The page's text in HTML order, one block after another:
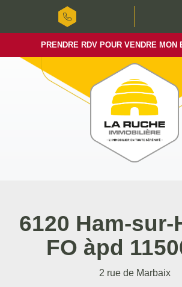
PRENDRE RDV POUR VENDRE MON
6120 Ham-sur-
FO àpd
2 rue de Marbaix